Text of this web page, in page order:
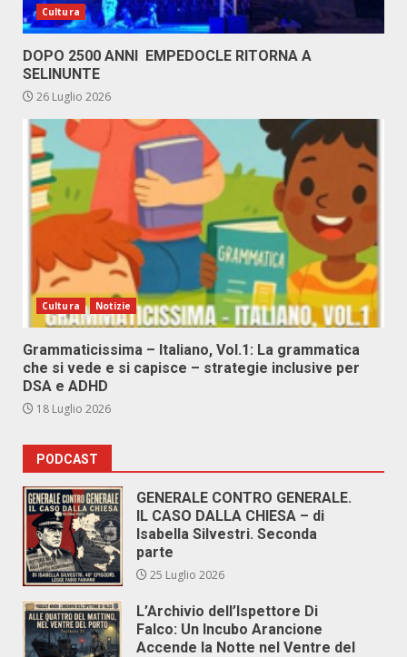
Cultura
DOPO 2500 ANNI EMPEDOCLE RITORNA A
SELINUNTE
26 Luglio 2026
Cultura Notizie
Grammaticissima – Italiano, Vol.1: La grammatica
che si vede e si capisce – strategie inclusive per
DSA e ADHD
18 Luglio 2026
PODCAST
GENERALE CONTRO GENERALE.
IL CASO DALLA CHIESA – di
Isabella Silvestri. Seconda
parte
25 Luglio 2026
L’Archivio dell’Ispettore Di
Falco: Un Incubo Arancione
Accende la Notte nel Ventre del